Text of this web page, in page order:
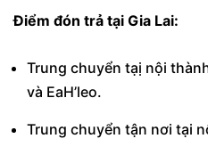
Điểm đón trả tại Gia Lai:
Trung chuyển tạị nội
và EaH’leo.
Trung chuyển tận nơi tại